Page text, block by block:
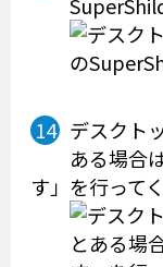
デスクト
ある場合
す」を行って